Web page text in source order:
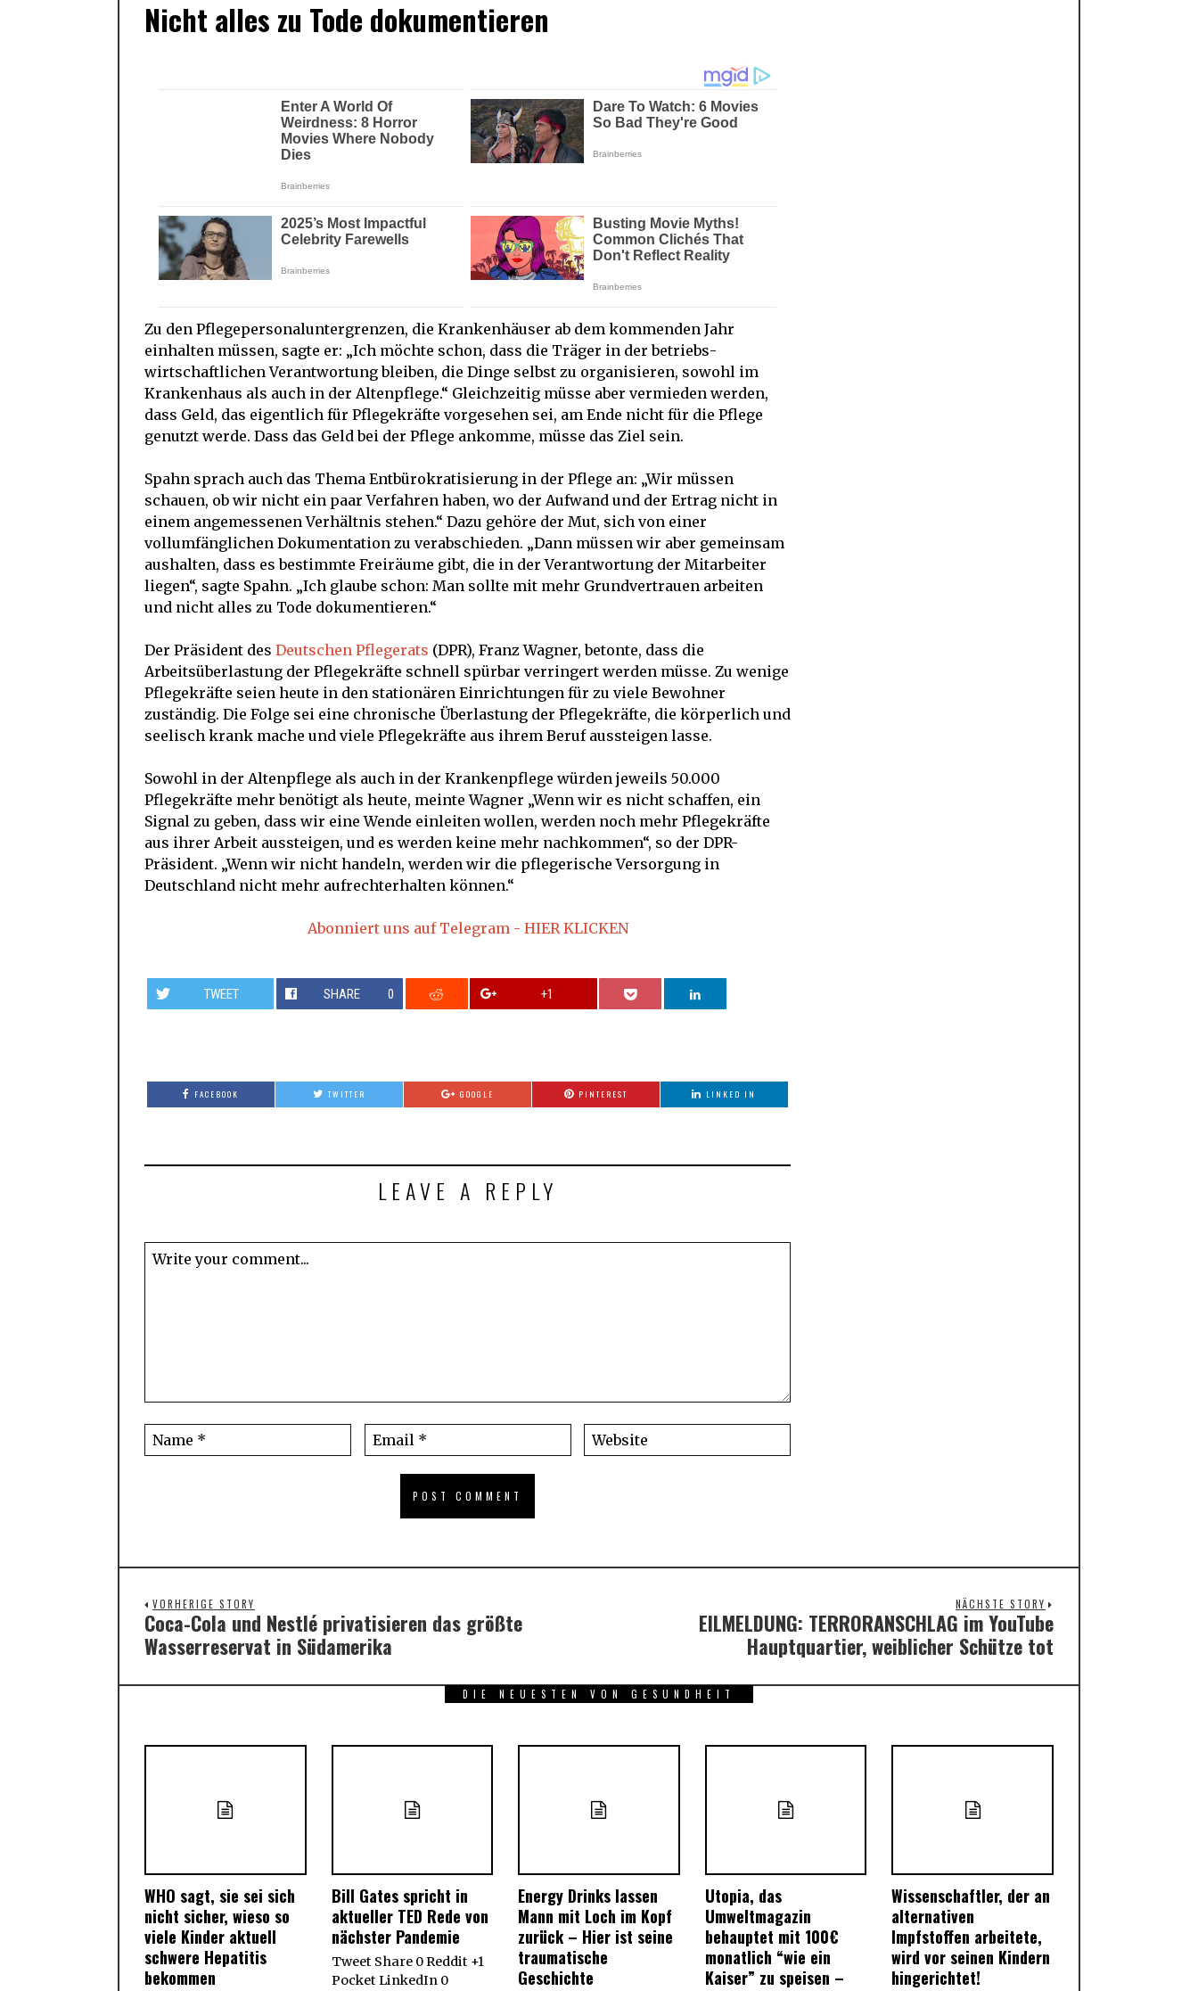
Nicht alles zu Tode dokumentieren
Zu den Pflegepersonaluntergrenzen, die Krankenhäuser ab dem kommenden Jahr
einhalten müssen, sagte er: „Ich möchte schon, dass die Träger in der betriebs­
wirtschaftlichen Verantwortung bleiben, die Dinge selbst zu organisieren, sowohl im
Krankenhaus als auch in der Altenpflege.“ Gleichzeitig müsse aber vermieden werden,
dass Geld, das eigentlich für Pflegekräfte vorgesehen sei, am Ende nicht für die Pflege
genutzt werde. Dass das Geld bei der Pflege ankomme, müsse das Ziel sein.
Spahn sprach auch das Thema Entbürokratisierung in der Pflege an: „Wir müssen
schauen, ob wir nicht ein paar Verfahren haben, wo der Aufwand und der Ertrag nicht in
einem angemessenen Verhältnis stehen.“ Dazu gehöre der Mut, sich von einer
vollumfänglichen Dokumentation zu verabschieden. „Dann müssen wir aber gemeinsam
aushalten, dass es bestimmte Freiräume gibt, die in der Verantwortung der Mitarbeiter
liegen“, sagte Spahn. „Ich glaube schon: Man sollte mit mehr Grund­vertrauen arbeiten
und nicht alles zu Tode dokumentieren.“
Der Präsident des Deutschen Pflegerats (DPR), Franz Wagner, betonte, dass die
Arbeitsüberlastung der Pflegekräfte schnell spürbar verringert werden müsse. Zu wenige
Pflegekräfte seien heute in den stationären Einrichtungen für zu viele Bewohner
zuständig. Die Folge sei eine chronische Überlastung der Pflegekräfte, die körperlich und
seelisch krank mache und viele Pflegekräfte aus ihrem Beruf aussteigen lasse.
Sowohl in der Altenpflege als auch in der Krankenpflege würden jeweils 50.000
Pflegekräfte mehr benötigt als heute, meinte Wagner „Wenn wir es nicht schaffen, ein
Signal zu geben, dass wir eine Wende einleiten wollen, werden noch mehr Pflegekräfte
aus ihrer Arbeit aussteigen, und es werden keine mehr nachkommen“, so der DPR-
Präsident. „Wenn wir nicht handeln, werden wir die pflegerische Versorgung in
Deutschland nicht mehr aufrechterhalten können.“
Abonniert uns auf Telegram - HIER KLICKEN
TWEET SHARE 0 +1
FACEBOOK TWITTER GOOGLE PINTEREST LINKED IN
LEAVE A REPLY
VORHERIGE STORY
Previous
post:
Coca-Cola und Nestlé privatisieren das größte
Wasserreservat in Südamerika
NÄCHSTE STORY
EILMELDUNG: TERRORANSCHLAG im YouTube
Hauptquartier, weiblicher Schütze tot
DIE NEUESTEN VON GESUNDHEIT
WHO sagt, sie sei sich
nicht sicher, wieso so
viele Kinder aktuell
schwere Hepatitis
bekommen
Bill Gates spricht in
aktueller TED Rede von
nächster Pandemie
Tweet Share 0 Reddit +1
Pocket LinkedIn 0
Energy Drinks lassen
Mann mit Loch im Kopf
zurück – Hier ist seine
traumatische
Geschichte
Utopia, das
Umweltmagazin
behauptet mit 100€
monatlich “wie ein
Kaiser” zu speisen –
Wissenschaftler, der an
alternativen
Impfstoffen arbeitete,
wird vor seinen Kindern
hingerichtet!